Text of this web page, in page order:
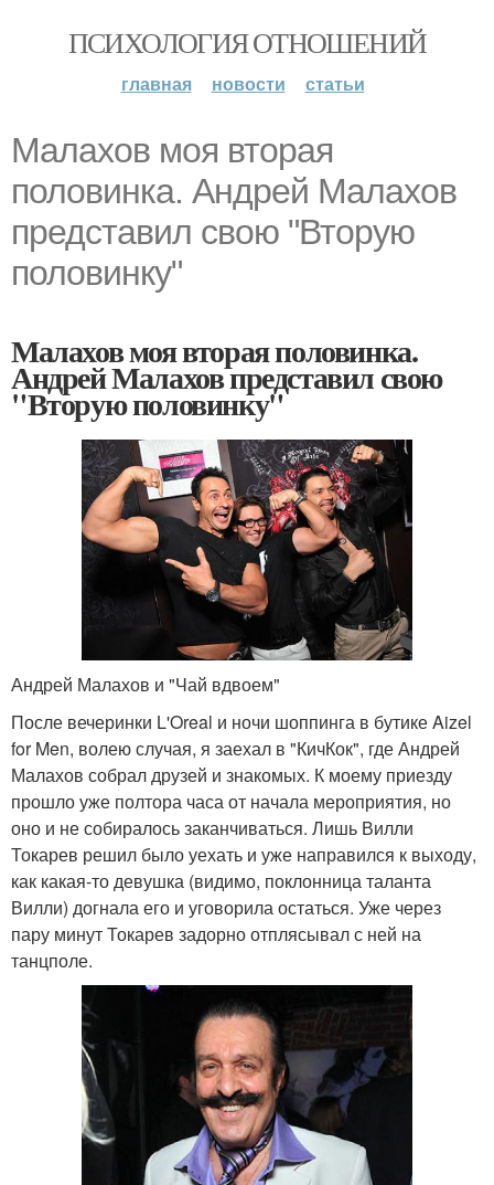
ПСИХОЛОГИЯ ОТНОШЕНИЙ
главная новости статьи
Малахов моя вторая
половинка. Андрей Малахов
представил свою "Вторую
половинку"
Малахов моя вторая половинка.
Андрей Малахов представил свою
"Вторую половинку"
Андрей Малахов и "Чай вдвоем"
После вечеринки L'Oreal и ночи шоппинга в бутике Aizel
for Men, волею случая, я заехал в "КичКок", где Андрей
Малахов собрал друзей и знакомых. К моему приезду
прошло уже полтора часа от начала мероприятия, но
оно и не собиралось заканчиваться. Лишь Вилли
Токарев решил было уехать и уже направился к выходу,
как какая-то девушка (видимо, поклонница таланта
Вилли) догнала его и уговорила остаться. Уже через
пару минут Токарев задорно отплясывал с ней на
танцполе.